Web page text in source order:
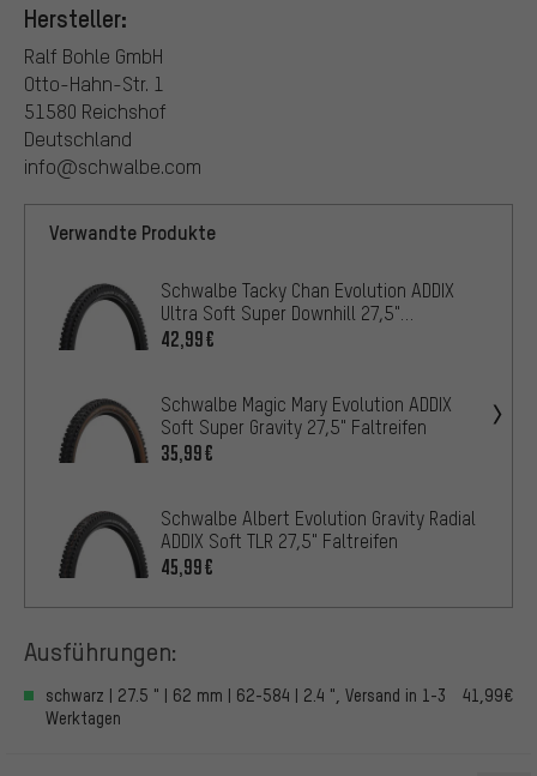
Hersteller:
Ralf Bohle GmbH
Otto-Hahn-Str. 1
51580 Reichshof
Deutschland
info@schwalbe.com
Verwandte Produkte
Schwalbe Tacky Chan Evolution ADDIX
Ultra Soft Super Downhill 27,5"
Faltreifen
42,99€
Schwalbe Magic Mary Evolution ADDIX
Soft Super Gravity 27,5" Faltreifen
35,99€
Schwalbe Albert Evolution Gravity Radial
ADDIX Soft TLR 27,5" Faltreifen
45,99€
Ausführungen:
schwarz | 27.5 " | 62 mm | 62-584 | 2.4 ", Versand in 1-3
Werktagen
41,99€